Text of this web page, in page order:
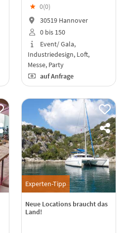
★ 0(0)
30519 Hannover
0 bis 150
Event/ Gala,
Industriedesign, Loft,
Messe, Party
auf Anfrage
Experten-Tipp
Neue Locations braucht das
Land!